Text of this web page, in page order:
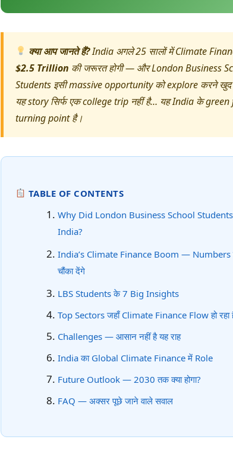
क्या आप जानते हैं?India अगले 25 सालों में Climate
$2.5 Trillion की जरूरत होगी — और London Business
Students इसी massive opportunity को explore करने
यह story सिर्फ एक college trip नहीं है… यह India के
turning point है।
TABLE OF CONTENTS
Why Did London Business School
India?
India’s Climate Finance Boom — Numbers
चौंका देंगे
LBS Students के 7 Big Insights
Top Sectors जहाँ Climate Finance Flow हो रहा
Challenges — आसान नहीं है यह राह
India का Global Climate Finance में Role
Future Outlook — 2030 तक क्या होगा?
FAQ — अक्सर पूछे जाने वाले सवाल